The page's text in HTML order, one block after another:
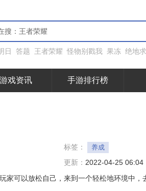
日 答题 王者荣耀 怪物别戳我 果冻 绝地
游戏资讯 手游排行榜
标签： 养成
更新： 2022-04-25 06:04
家可以放松自己，来到一个轻松地环境中